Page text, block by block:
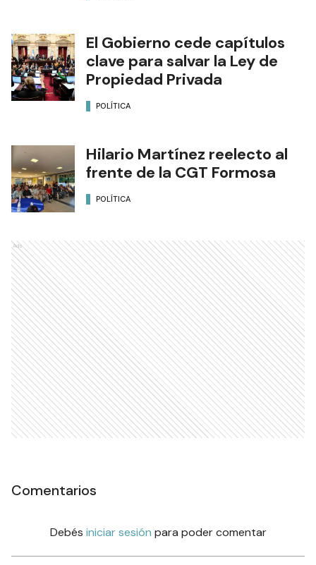
El Gobierno cede capítulos
clave para salvar la Ley de
Propiedad Privada
POLÍTICA
Hilario Martínez reelecto al
frente de la CGT Formosa
POLÍTICA
Ads
Comentarios
Debés iniciar sesión para poder comentar